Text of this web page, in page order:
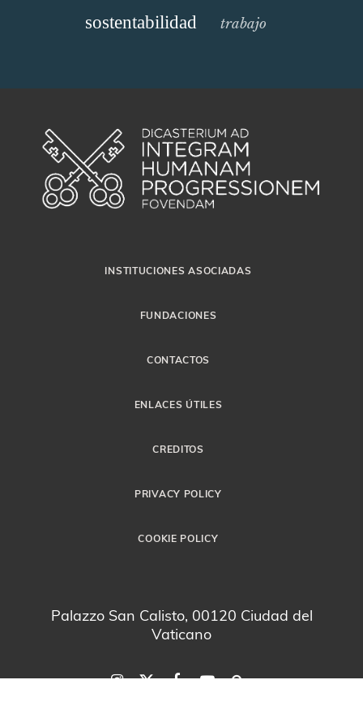
sostentabilidad
trabajo
INSTITUCIONES ASOCIADAS
FUNDACIONES
CONTACTOS
ENLACES ÚTILES
CREDITOS
PRIVACY POLICY
COOKIE POLICY
Palazzo San Calisto, 00120 Ciudad del
Vaticano